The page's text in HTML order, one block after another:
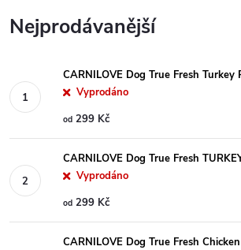
Nejprodávanější
CARNILOVE Dog True Fresh Turkey
Vyprodáno
od 299 Kč
CARNILOVE Dog True Fresh
Vyprodáno
od 299 Kč
CARNILOVE Dog True Fresh